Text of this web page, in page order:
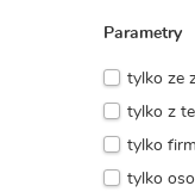
Parametry
tylko ze
tylko z
tylko
tylko